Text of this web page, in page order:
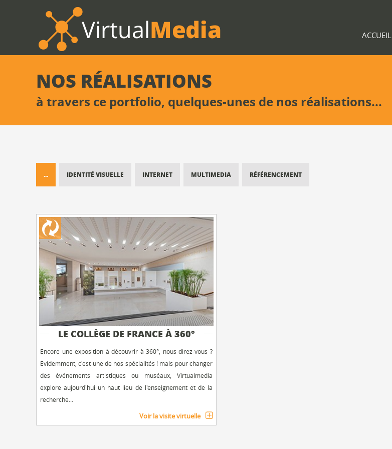
ACCUEIL
NOS RÉALISATIONS
à travers ce portfolio, quelques-unes de nos réalisations...
... IDENTITÉ VISUELLE INTERNET MULTIMEDIA RÉFÉRENCEMENT
LE COLLÈGE DE FRANCE À 360°
Encore une exposition à découvrir à 360°, nous direz-vous ?
Evidemment, c'est une de nos spécialités ! mais pour changer
des événements artistiques ou muséaux, Virtualmedia
explore aujourd'hui un haut lieu de l'enseignement et de la
recherche...
Voir la visite virtuelle